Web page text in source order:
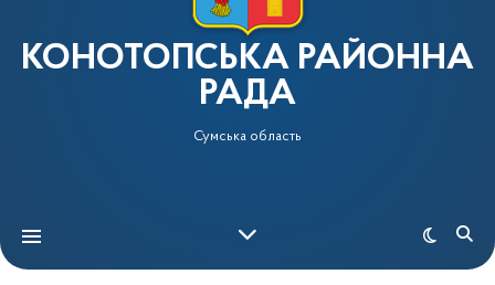
КОНОТОПСЬКА РАЙОННА
РАДА
Сумська область